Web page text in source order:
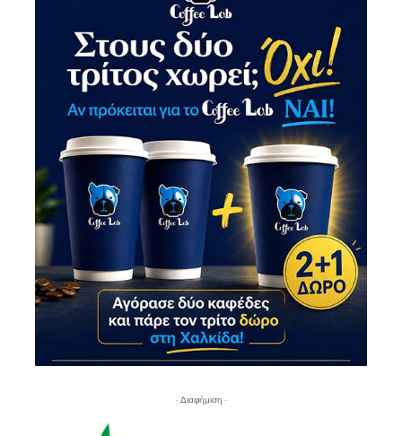
- Διαφήμιση -